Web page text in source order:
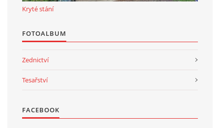
Kryté stání
FOTOALBUM
Zednictví
Tesařství
FACEBOOK